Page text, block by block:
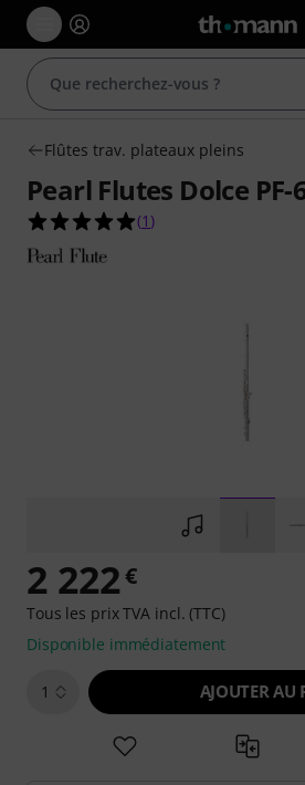
Flûtes trav. plateaux pleins
Pearl Flutes Dolce PF-
5.0 étoiles sur 5
(1 )
2 222€
Tous les prix TVA incl. (TTC)
Disponible immédiatement
1 AJOUTER AU